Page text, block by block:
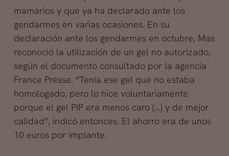
mamarios y que ya ha declarado ante los
gendarmes en varias ocasiones. En su
declaración ante los gendarmes en octubre, Mas
reconoció la utilización de un gel no autorizado,
según el documento consultado por la agencia
France Presse. “Tenía ese gel que no estaba
homologado, pero lo hice voluntariamente
porque el gel PIP era menos caro (…) y de mejor
calidad”, indicó entonces. El ahorro era de unos
10 euros por implante.